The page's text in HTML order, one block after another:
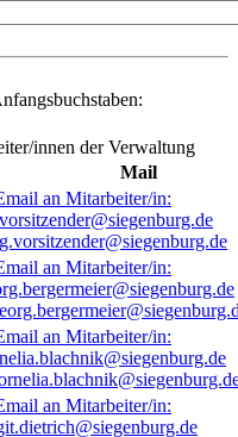
innen der Verwaltung
Mail